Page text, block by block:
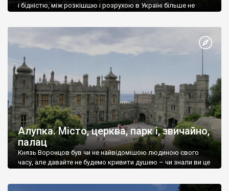
і бідністю, між розкішшю і розрухою в Україні більше не
Алупка. Місто, церква, парк і, звичайно,
палац
Князь Воронцов був чи не найвідомішою людиною свого
часу, але давайте не будемо кривити душею – чи знали ви це